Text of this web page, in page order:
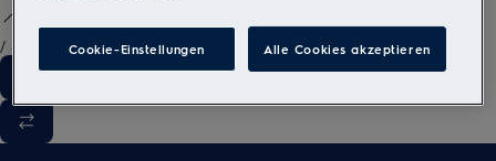
/ 3 Cookie-Einstellungen Alle Cookies akzeptieren